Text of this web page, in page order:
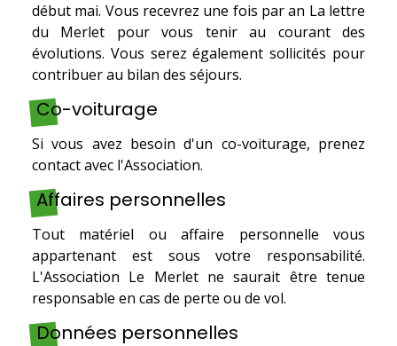
début mai. Vous recevrez une fois par an La lettre
du Merlet pour vous tenir au courant des
évolutions. Vous serez également sollicités pour
contribuer au bilan des séjours.
Co-voiturage
Si vous avez besoin d'un co-voiturage, prenez
contact avec l'Association.
Affaires personnelles
Tout matériel ou affaire personnelle vous
appartenant est sous votre responsabilité.
L'Association Le Merlet ne saurait être tenue
responsable en cas de perte ou de vol.
Données personnelles